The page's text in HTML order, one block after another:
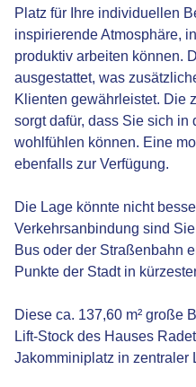
Platz für Ihre individuellen
inspirierende Atmosphäre,
produktiv arbeiten können.
ausgestattet, was
Klienten gewährleistet. Die
sorgt dafür, dass Sie sich in
wohlfühlen können. Eine
ebenfalls zur Verfügung.
Die Lage könnte nicht
Verkehrsanbindung sind
Bus oder der Straßenbahn
Punkte der Stadt in
Diese ca. 137,60 m² große
Lift-Stock des Hauses
Jakomminiplatz in zentraler